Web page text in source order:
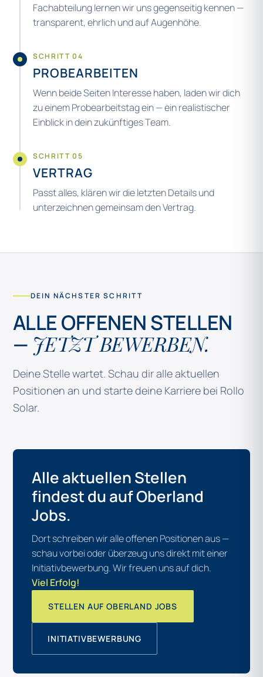
Fachabteilung lernen wir uns gegenseitig kennen —
transparent, ehrlich und auf Augenhöhe.
SCHRITT 04
PROBEARBEITEN
Wenn beide Seiten Interesse haben, laden wir dich
zu einem Probearbeitstag ein — ein realistischer
Einblick in dein zukünftiges Team.
SCHRITT 05
VERTRAG
Passt alles, klären wir die letzten Details und
unterzeichnen gemeinsam den Vertrag.
DEIN NÄCHSTER SCHRITT
ALLE OFFENEN STELLEN
— JETZT BEWERBEN.
Deine Stelle wartet. Schau dir alle aktuellen
Positionen an und starte deine Karriere bei Rollo
Solar.
Alle aktuellen Stellen
findest du auf Oberland
Jobs.
Dort schreiben wir alle offenen Positionen aus —
schau vorbei oder überzeug uns direkt mit einer
Initiativbewerbung. Wir freuen uns auf dich.
Viel Erfolg!
STELLEN AUF OBERLAND JOBS
INITIATIVBEWERBUNG